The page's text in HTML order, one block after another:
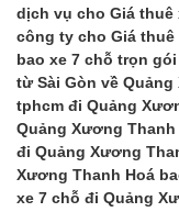
dịch vụ cho Giá thuê
công ty cho Giá thuê
bao xe 7 chỗ trọn
từ Sài Gòn về
tphcm đi Quảng
Quảng Xương
đi Quảng Xương
Xương Thanh Hoá
xe 7 chỗ đi Quảng